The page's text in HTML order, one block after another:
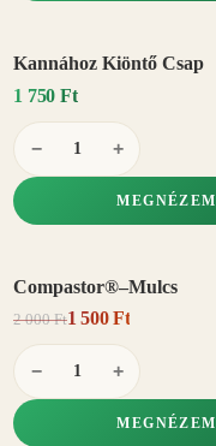
Kannához Kiöntő Csap
1 750 Ft
− +
MEGNÉZEM
Compastor®–Mulcs
2 000 Ft1 500 Ft
− +
MEGNÉZEM